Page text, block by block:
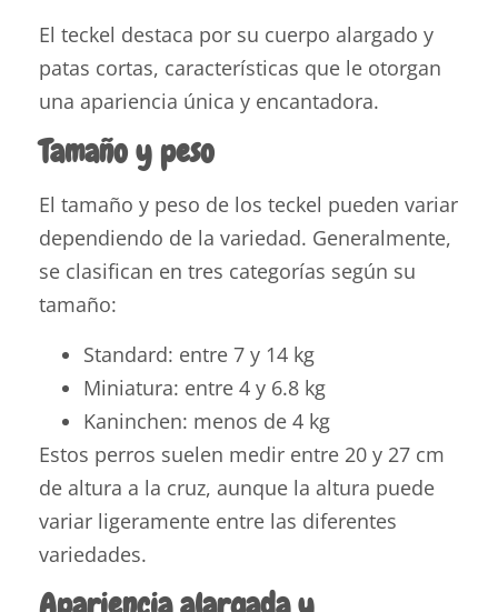
El teckel destaca por su cuerpo alargado y
patas cortas, características que le otorgan
una apariencia única y encantadora.
Tamaño y peso
El tamaño y peso de los teckel pueden variar
dependiendo de la variedad. Generalmente,
se clasifican en tres categorías según su
tamaño:
Standard: entre 7 y 14 kg
Miniatura: entre 4 y 6.8 kg
Kaninchen: menos de 4 kg
Estos perros suelen medir entre 20 y 27 cm
de altura a la cruz, aunque la altura puede
variar ligeramente entre las diferentes
variedades.